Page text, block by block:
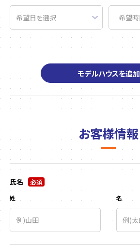
モデルハウスを追加
お客様情報
氏名 必須
姓 名